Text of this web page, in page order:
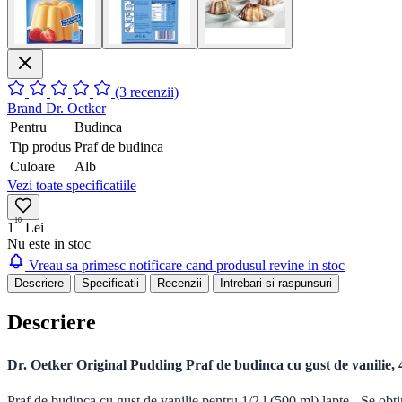
(3 recenzii)
Brand Dr. Oetker
Pentru
Budinca
Tip produs Praf de budinca
Culoare
Alb
Vezi toate specificatiile
1 10 Lei
Nu este in stoc
Vreau sa primesc notificare cand produsul revine in stoc
Descriere Specificatii Recenzii Intrebari si raspunsuri
Descriere
Dr. Oetker Original Pudding Praf de budinca cu gust de vanilie,